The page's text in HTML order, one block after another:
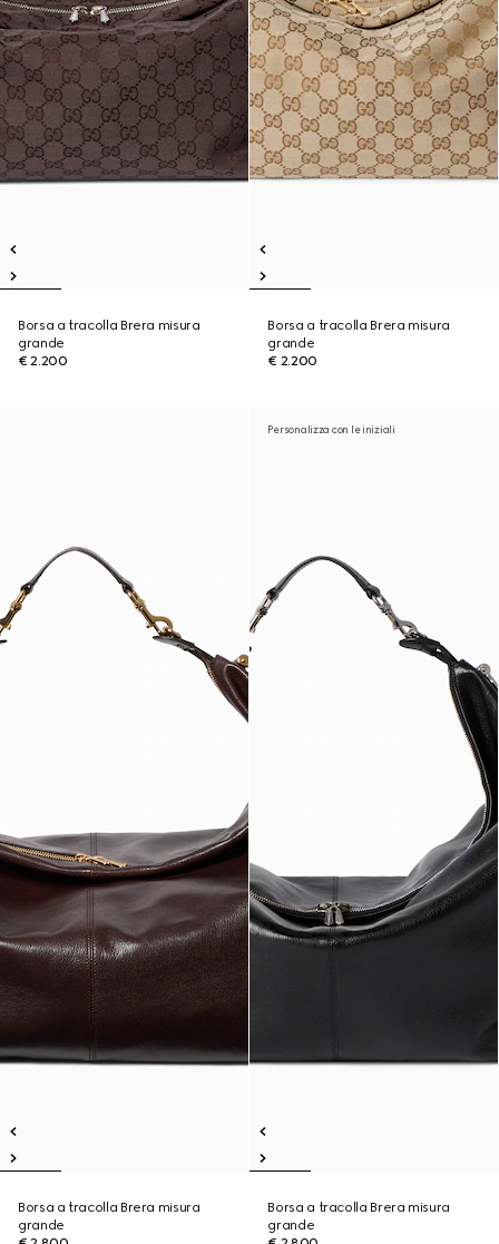
Borsa a tracolla Brera misura
grande
€ 2.200
Borsa a tracolla Brera misura
grande
€ 2.200
Borsa a tracolla Brera misura
grande
Personalizza con le iniziali
Borsa a tracolla Brera misura
grande